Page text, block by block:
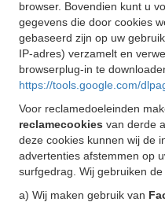
browser. Bovendien kunt u
gegevens die door cookies
gebaseerd zijn op uw
IP-adres) verzamelt en
browserplug-in te
https://tools.google.com/
Voor reclamedoeleinden
reclamecookies van derde
deze cookies kunnen wij de
advertenties afstemmen op
surfgedrag. Wij gebruiken
a) Wij maken gebruik van